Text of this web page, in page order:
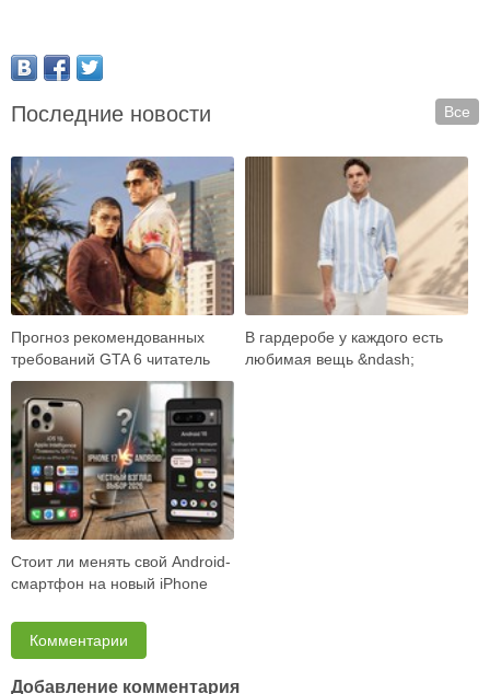
Все
Последние новости
Прогноз рекомендованных
требований GTA 6 читатель
встречает как готовый ответ:
вот карта …
В гардеробе у каждого есть
любимая вещь &ndash;
Стоит ли менять свой Android-
смартфон на новый iPhone
возможност…
Комментарии
Добавление комментария